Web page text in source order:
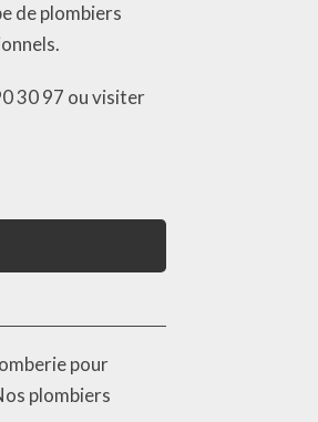
de plombiers
30 97 ou visiter
pour
plombiers